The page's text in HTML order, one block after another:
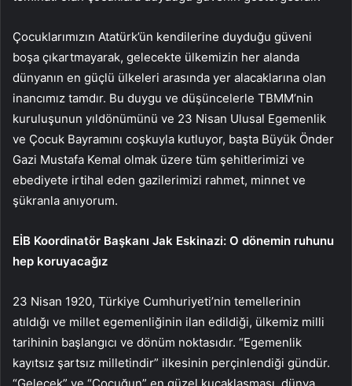
Çocuklarımızın Atatürk’ün kendilerine duyduğu güveni
boşa çıkartmayarak, gelecekte ülkemizin her alanda
dünyanın en güçlü ülkeleri arasında yer alacaklarına olan
inancımız tamdır. Bu duygu ve düşüncelerle TBMM’nin
kuruluşunun yıldönümünü ve 23 Nisan Ulusal Egemenlik
ve Çocuk Bayramını coşkuyla kutluyor, başta Büyük Önder
Gazi Mustafa Kemal olmak üzere tüm şehitlerimizi ve
ebediyete irtihal eden gazilerimizi rahmet, minnet ve
şükranla anıyorum.
EİB Koordinatör Başkanı Jak Eskinazi: O dönemin ruhunu
hep koruyacağız
23 Nisan 1920, Türkiye Cumhuriyeti’nin temellerinin
atıldığı ve millet egemenliğinin ilan edildiği, ülkemiz milli
tarihinin başlangıcı ve dönüm noktasıdır. “Egemenlik
kayıtsız şartsız milletindir” ilkesinin perçinlendiği gündür.